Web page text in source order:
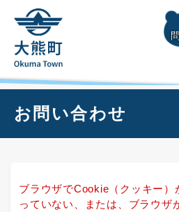
頭
メニューを飛ば
お問い合わせ
ブラウザでCookie（クッキー）
っていない、または、ブラウザ